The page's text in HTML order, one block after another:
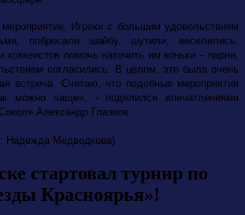
Игроки с большим удовольствием
побросали шайбу, шутили, веселились.
хоккеистов помочь наточить им коньки – парни,
согласились. В целом, это была очень
встреча. Считаю, что подобные мероприятия
можно чаще», - поделился впечатлениями
Александр Глазков.
Надежда Медведкова)
стартовал турнир по
Красноярья»!